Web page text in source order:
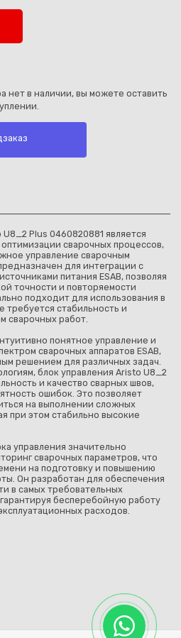
Каз
нет в наличии, вы можете оставить
Plus 0460820881 является
сварочных процессов,
управление сварочным
для интеграции с
питания ESAB, позволяя
точности и повторяемости
подходит для использования в
требуется стабильность и
сварочных работ.
понятное управление и
сварочных аппаратов ESAB,
решением для различных задач.
блок управления Aristo U8_2
и качество сварных швов,
ошибок. Это позволяет
на выполнении сложных
при этом стабильно высокие
управления значительно
сварочных параметров, что
на подготовку и повышению
Он разработан для обеспечения
в самых требовательных
бесперебойную работу
расходов.